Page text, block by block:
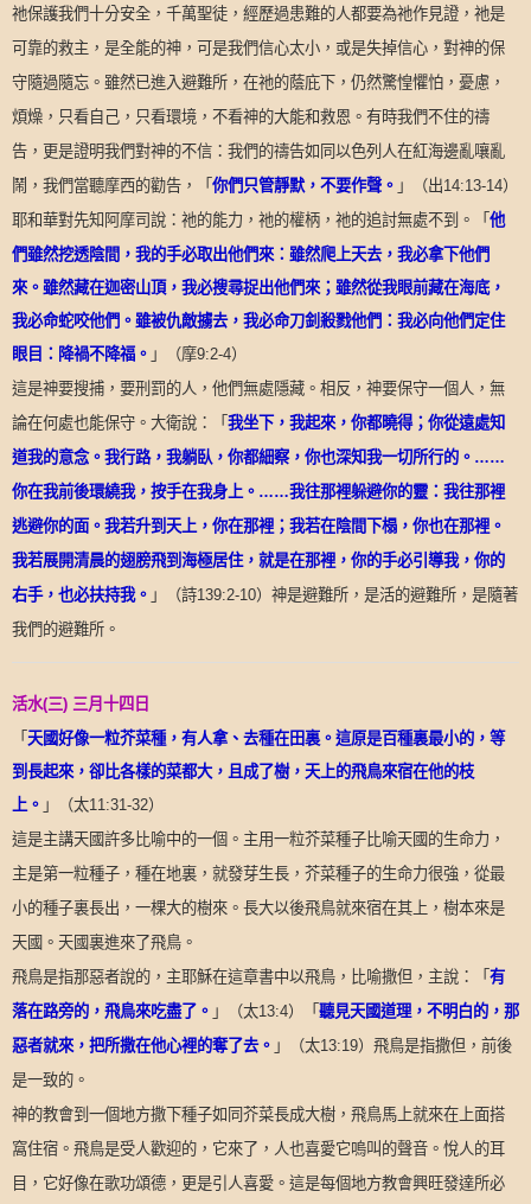
祂保護我們十分安全，千萬聖徒，經歷過患難的人都要為祂作見證，祂是
可靠的救主，是全能的神，可是我們信心太小，或是失掉信心，對神的保
守隨過隨忘。雖然已進入避難所，在祂的蔭庇下，仍然驚惶懼怕，憂慮，
煩燥，只看自己，只看環境，不看神的大能和救恩。有時我們不住的禱
告，更是證明我們對神的不信：我們的禱告如同以色列人在紅海邊亂嚷亂
鬧，我們當聽摩西的勸告，
「你們只管靜默，不要作聲。 」（出14:13-14）
耶和華對先知阿摩司說：祂的能力，祂的權柄，祂的追討無處不到。
「他
們雖然挖透陰間，我的手必取出他們來：雖然爬上天去，我必拿下他們
來。雖然藏在迦密山頂，我必搜尋捉出他們來；雖然從我眼前藏在海底，
我必命蛇咬他們。雖被仇敵擄去，我必命刀釗殺戮他們：我必向他們定住
眼目：降禍不降福。 」（摩9:2-4）
這是神要搜捕，要刑罰的人，他們無處隱藏。相反，神要保守一個人，無
論在何處也能保守。大衛說：
「我坐下，我起來，你都曉得；你從遠處知
道我的意念。我行路，我躺臥，你都細察，你也深知我一切所行的。 ……
你在我前後環繞我，按手在我身上。 ……我往那裡躲避你的靈：我往那裡
逃避你的面。我若升到天上，你在那裡；我若在陰間下榻，你也在那裡。
我若展開清晨的翅膀飛到海極居住，就是在那裡，你的手必引導我，你的
右手，也必扶持我。 」（詩139:2-10）神是避難所，是活的避難所，是隨著
我們的避難所。
活水(三) 三月十四日
「天國好像一粒芥菜種，有人拿、去種在田裏。這原是百種裏最小的，等
到長起來，卻比各樣的菜都大，且成了樹，天上的飛鳥來宿在他的枝
上。 」（太11:31-32）
這是主講天國許多比喻中的一個。主用一粒芥菜種子比喻天國的生命力，
主是第一粒種子，種在地裏，就發芽生長，芥菜種子的生命力很強，從最
小的種子裏長出，一棵大的樹來。長大以後飛鳥就來宿在其上，樹本來是
天國。天國裏進來了飛鳥。
飛鳥是指那惡者說的，主耶穌在這章書中以飛鳥，比喻撒但，主說：
「有
落在路旁的，飛鳥來吃盡了。 」（太13:4） 「聽見天國道理，不明白的，那
惡者就來，把所撒在他心裡的奪了去。 」（太13:19）飛鳥是指撒但，前後
是一致的。
神的教會到一個地方撒下種子如同芥菜長成大樹，飛鳥馬上就來在上面搭
窩住宿。飛鳥是受人歡迎的，它來了，人也喜愛它嗚叫的聲音。悅人的耳
目，它好像在歌功頌德，更是引人喜愛。這是每個地方教會興旺發達所必